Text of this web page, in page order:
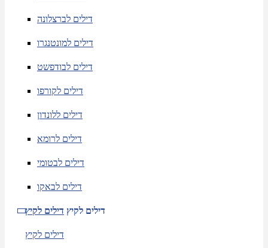
דילים לברצלונה
דילים למונטנגרו
דילים לבודפשט
דילים לקורפו
דילים ללונדון
דילים לרומא
דילים לבטומי
דילים לבאקו
דילים לקיץ דילים לקיץ
דילים לקיץ